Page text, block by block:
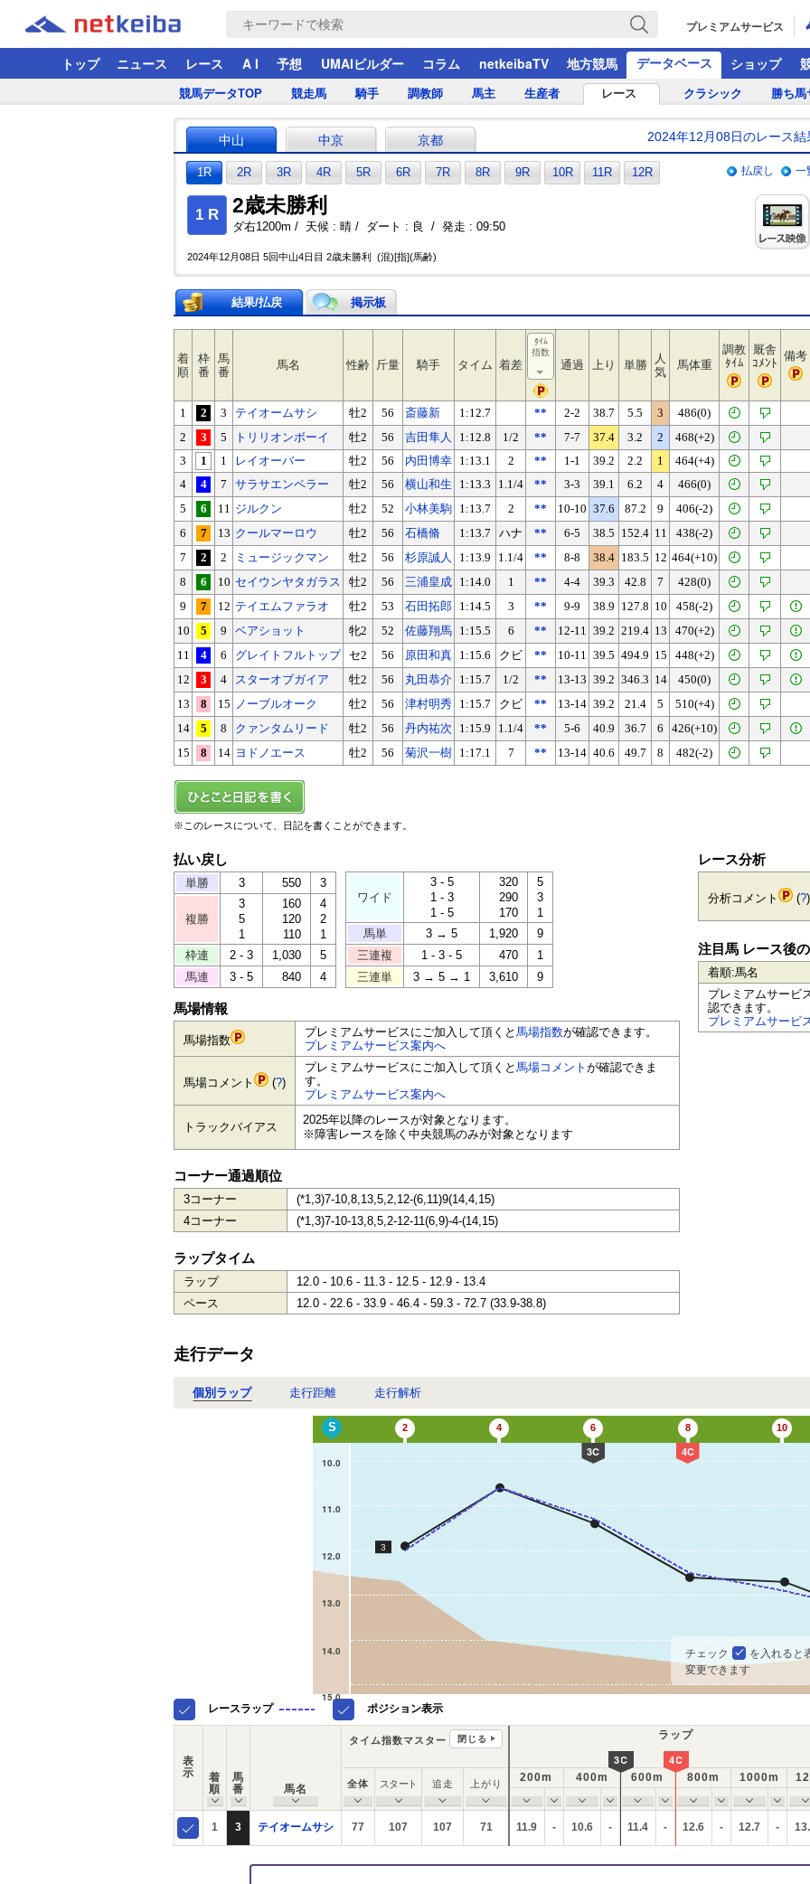
プレミアムサービス
トップ ニュース レース A I 予想 UMAIビルダー コラム netkeibaTV 地方競馬 データベース ショップ
競馬データTOP 競走馬 騎手 調教師 馬主 生産者 レース クラシック 勝ち馬
中山 中京 京都 2024年12月08日のレース結
1R 2R 3R 4R 5R 6R 7R 8R 9R 10R 11R 12R 一
払戻し
1 R 2歳未勝利
ダ右1200m / 天候 : 晴 / ダート : 良 / 発走 : 09:50
2024年12月08日 5回中山4日目 2歳未勝利 (混)[指](馬齢)
結果/払戻 掲示板
着
順
枠
番
馬
番
馬名 性齢 斤量 騎手 タイム 着差
ﾀｲﾑ
指数
通過 上り 単勝
人
気
馬体重
調教
ﾀｲﾑ
厩舎
ｺﾒﾝﾄ
備考
1 2 3 テイオームサシ 牡2 56 斎藤新 1:12.7 ** 2-2 38.7 5.5 3
486(0)
2
3 5 トリリオンボーイ 牡2 56 吉田隼人 1:12.8 1/2 ** 7-7 37.4 3.2 2
468(+2)
3
1 1 レイオーバー 牡2 56 内田博幸 1:13.1 2 ** 1-1 39.2 2.2 1
464(+4)
4
4 7 サラサエンペラー 牡2 56 横山和生 1:13.3 1.1/4 ** 3-3 39.1 6.2 4
466(0)
5
6 11 ジルクン 牡2 52 小林美駒 1:13.7 2 ** 10-10 37.6 87.2 9
406(-2)
6
7 13 クールマーロウ 牡2 56 石橋脩 1:13.7 ハナ ** 6-5 38.5 152.4 11
438(-2)
7
2 2 ミュージックマン 牡2 56 杉原誠人 1:13.9 1.1/4 ** 8-8 38.4 183.5 12 464(+10)
8
6 10 セイウンヤタガラス 牡2 56 三浦皇成 1:14.0 1 ** 4-4 39.3 42.8 7
428(0)
9
7 12 テイエムファラオ 牡2 53 石田拓郎 1:14.5 3 ** 9-9 38.9 127.8 10
458(-2)
10
5 9 ベアショット 牝2 52 佐藤翔馬 1:15.5 6 ** 12-11 39.2 219.4 13
470(+2)
11
4 6 グレイトフルトップ セ2 56 原田和真 1:15.6 クビ ** 10-11 39.5 494.9 15
448(+2)
12
3 4 スターオブガイア 牡2 56 丸田恭介 1:15.7 1/2 ** 13-13 39.2 346.3 14
450(0)
13
8 15 ノーブルオーク 牡2 56 津村明秀 1:15.7 クビ ** 13-14 39.2 21.4 5
510(+4)
14
5 8 クァンタムリード 牡2 56 丹内祐次 1:15.9 1.1/4 ** 5-6 40.9 36.7 6
426(+10)
15
8 14 ヨドノエース 牡2 56 菊沢一樹 1:17.1 7 ** 13-14 40.6 49.7 8 482(-2)
※このレースについて、日記を書くことができます。
払い戻し
単勝 3 550 3
複勝
3
5
1
160
120
110
4
2
1
枠連
2 - 3 1,030
5
馬連
3 - 5 840 4
ワイド
3 - 5
1 - 3
1 - 5
320
290
170
5
3
1
馬単
3 → 5 1,920
9
三連複
1 - 3 - 5 470
1
三連単
3 → 5 → 1 3,610 9
馬場情報
馬場指数
プレミアムサービスにご加入して頂くと 馬場指数が確認できます。
プレミアムサービス案内へ
馬場コメント (?)
プレミアムサービスにご加入して頂くと 馬場コメント が確認できま
す。
プレミアムサービス案内へ
トラックバイアス
2025年以降のレースが対象となります。
※障害レースを除く中央競馬のみが対象となります
コーナー通過順位
3コーナー
(*1,3)7-10,8,13,5,2,12-(6,11)9(14,4,15)
4コーナー
(*1,3)7-10-13,8,5,2-12-11(6,9)-4-(14,15)
ラップタイム
ラップ
12.0 - 10.6 - 11.3 - 12.5 - 12.9 - 13.4
ペース
12.0 - 22.6 - 33.9 - 46.4 - 59.3 - 72.7 (33.9-38.8)
レース分析
分析コメント (?)
注目馬 レース後
着順:馬名
プレミアムサービ
認できます。
プレミアムサービ
走行データ
個別ラップ 走行距離 走行解析
10.0
11.0
12.0
13.0
14.0
15.0
S 2 4 6
3C
8
4C
10
3
チェック
を入れると
変更できます
レースラップ ポジション表示
表
示
着
順
馬
番
馬名
タイム指数マスター 閉じる ラップ
全体 スタート 追走 上がり 200m 400m
3C
600m
4C
800m 1000m
1 3 テイオームサシ 77 107 107 71 11.9 - 10.6 - 11.4 - 12.6 - 12.7 -